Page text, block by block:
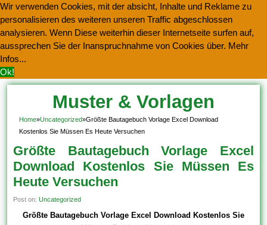
Wir verwenden Cookies, mit der absicht, Inhalte und Reklame zu
personalisieren des weiteren unseren Traffic abgeschlossen
analysieren. Wenn Diese weiterhin dieser Internetseite surfen auf,
aussprechen Sie der Inanspruchnahme von Cookies über. Mehr
Infos...
Ok!
Muster & Vorlagen
Kostenlos Herunterladen
Home»Uncategorized»Größte Bautagebuch Vorlage Excel Download
Kostenlos Sie Müssen Es Heute Versuchen
Größte Bautagebuch Vorlage Excel
Download Kostenlos Sie Müssen Es
Heute Versuchen
Post on:Uncategorized
Größte Bautagebuch Vorlage Excel Download Kostenlos Sie